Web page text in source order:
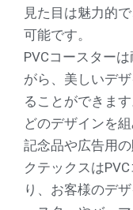
見た目は魅力的
可能です。
PVCコースター
がら、美しいデ
ることができま
どのデザインを
記念品や広告用
クテックスは
り、お客様のデ